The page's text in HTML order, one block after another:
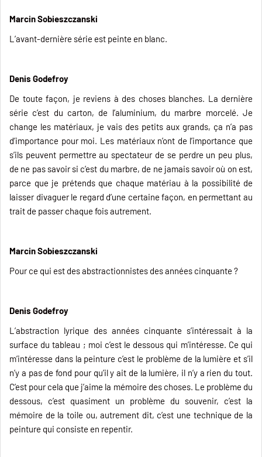
Marcin Sobieszczanski
L’avant-dernière série est peinte en blanc.
Denis Godefroy
De toute façon, je reviens à des choses blanches. La dernière
série c’est du carton, de l’aluminium, du marbre morcelé. Je
change les matériaux, je vais des petits aux grands, ça n’a pas
d’importance pour moi. Les matériaux n’ont de l’importance que
s’ils peuvent permettre au spectateur de se perdre un peu plus,
de ne pas savoir si c’est du marbre, de ne jamais savoir où on est,
parce que je prétends que chaque matériau à la possibilité de
laisser divaguer le regard d’une certaine façon, en permettant au
trait de passer chaque fois autrement.
Marcin Sobieszczanski
Pour ce qui est des abstractionnistes des années cinquante ?
Denis Godefroy
L’abstraction lyrique des années cinquante s’intéressait à la
surface du tableau ; moi c’est le dessous qui m’intéresse. Ce qui
m’intéresse dans la peinture c’est le problème de la lumière et s’il
n’y a pas de fond pour qu’il y ait de la lumière, il n’y a rien du tout.
C’est pour cela que j’aime la mémoire des choses. Le problème du
dessous, c’est quasiment un problème du souvenir, c’est la
mémoire de la toile ou, autrement dit, c’est une technique de la
peinture qui consiste en repentir.